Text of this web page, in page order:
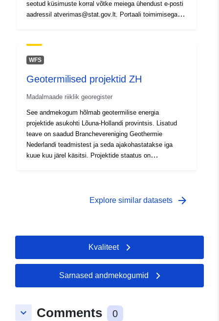
seotud küsimuste korral võtke meiega ühendust e-posti
aadressil atverimas@stat.gov.lt. Portaali toimimisega
WFS
Geotermilised projektid ZH
Madalmaade riiklik georegister
See andmekogum hõlmab geotermilise energia
projektide asukohti Lõuna-Hollandi provintsis. Lisatud
teave on saadud Branchevereniging Geothermie
Nederlandi teadmistest ja seda ajakohastatakse iga
kuue kuu järel käsitsi. Projektide staatus on
Explore similar datasets arrow_forward
Kvaliteet
Sarnased andmekogumid
keyboard_arrow_down Comments 0